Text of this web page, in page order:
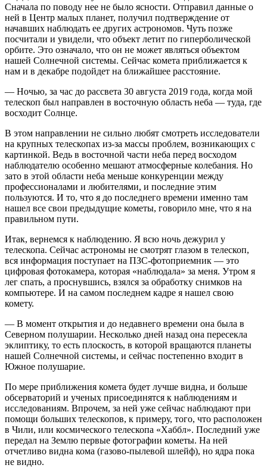
Сначала по поводу нее не было ясности. Отправил данные о
ней в Центр малых планет, получил подтверждение от
начавших наблюдать ее других астрономов. Чуть позже
посчитали и увидели, что объект летит по гиперболической
орбите. Это означало, что он не может являться объектом
нашей Солнечной системы. Сейчас комета приближается к
нам и в декабре подойдет на ближайшее расстояние.
— Ночью, за час до рассвета 30 августа 2019 года, когда мой
телескоп был направлен в восточную область неба — туда, где
восходит Солнце.
В этом направлении не сильно любят смотреть исследователи
на крупных телескопах из-за массы проблем, возникающих с
картинкой. Ведь в восточной части неба перед восходом
наблюдателю особенно мешают атмосферные колебания. Но
зато в этой области неба меньше конкуренции между
профессионалами и любителями, и последние этим
пользуются. И то, что я до последнего времени именно там
нашел все свои предыдущие кометы, говорило мне, что я на
правильном пути.
Итак, вернемся к наблюдению. Я всю ночь дежурил у
телескопа. Сейчас астрономы не смотрят глазом в телескоп,
вся информация поступает на ПЗС-фотоприемник — это
цифровая фотокамера, которая «наблюдала» за меня. Утром я
лег спать, а проснувшись, взялся за обработку снимков на
компьютере. И на самом последнем кадре я нашел свою
комету.
— В момент открытия и до недавнего времени она была в
Северном полушарии. Несколько дней назад она пересекла
эклиптику, то есть плоскость, в которой вращаются планеты
нашей Солнечной системы, и сейчас постепенно входит в
Южное полушарие.
По мере приближения комета будет лучше видна, и больше
обсерваторий и ученых присоединятся к наблюдениям и
исследованиям. Впрочем, за ней уже сейчас наблюдают при
помощи больших телескопов, к примеру, того, что расположен
в Чили, или космического телескопа «Хаббл». Последний уже
передал на Землю первые фотографии кометы. На ней
отчетливо видна кома (газово-пылевой шлейф), но ядра пока
не видно.